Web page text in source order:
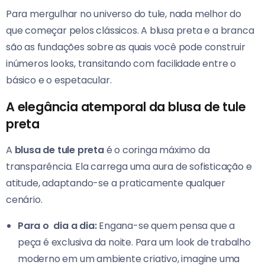
Para mergulhar no universo do tule, nada melhor do
que começar pelos clássicos. A blusa preta e a branca
são as fundações sobre as quais você pode construir
inúmeros looks, transitando com facilidade entre o
básico e o espetacular.
A elegância atemporal da blusa de tule
preta
A blusa de tule pretaé o coringa máximo da
transparência. Ela carrega uma aura de sofisticação e
atitude, adaptando-se a praticamente qualquer
cenário.
Para o dia a dia:Engana-se quem pensa que a
peça é exclusiva da noite. Para um look de trabalho
moderno em um ambiente criativo, imagine uma